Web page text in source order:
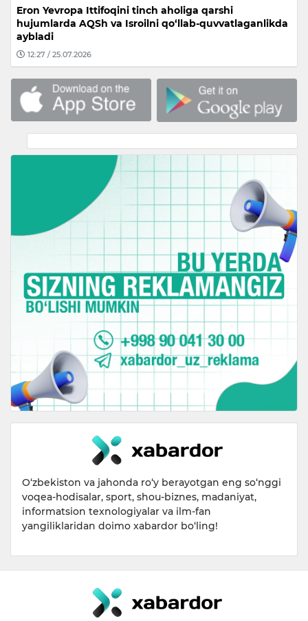
Eron Yevropa Ittifoqini tinch aholiga qarshi
hujumlarda AQSh va Isroilni qo‘llab-quvvatlaganlikda
aybladi
12:27 / 25.07.2026
O‘zbekiston va jahonda ro‘y berayotgan eng so‘nggi
voqea-hodisalar, sport, shou-biznes, madaniyat,
informatsion texnologiyalar va ilm-fan
yangiliklaridan doimo xabardor bo‘ling!